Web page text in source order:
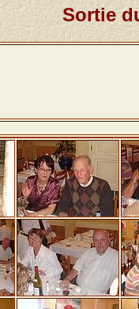
Sortie